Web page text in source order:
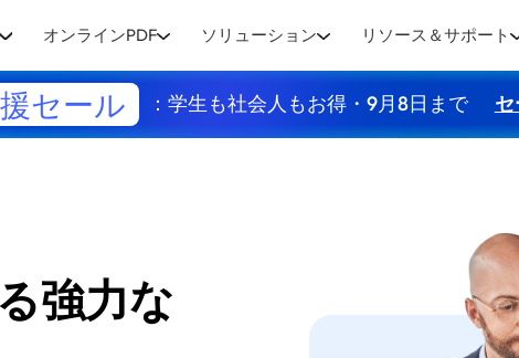
オンラインPDF ソリューション リソース＆サポート
セール ：学生も社会人もお得・9月8日まで
強力な